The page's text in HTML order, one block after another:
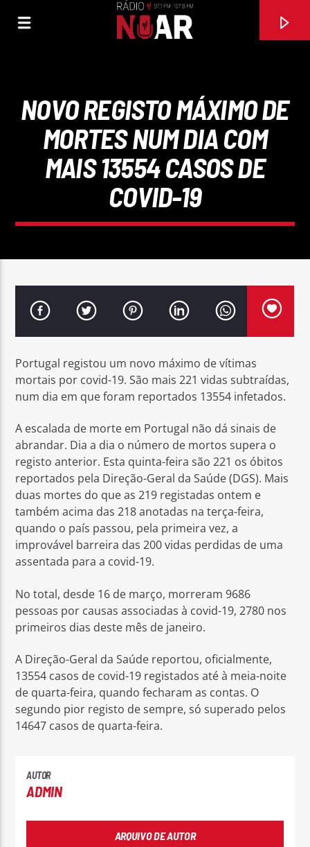
FAIXA ATUAL
FESTA DO INTERIOR
GAL COSTA
NOVO REGISTO MÁXIMO DE
MORTES NUM DIA COM
MAIS 13554 CASOS DE
COVID-19
Portugal registou um novo máximo de vítimas
mortais por covid-19. São mais 221 vidas subtraídas,
num dia em que foram reportados 13554 infetados.
A escalada de morte em Portugal não dá sinais de
abrandar. Dia a dia o número de mortos supera o
registo anterior. Esta quinta-feira são 221 os óbitos
reportados pela Direção-Geral da Saúde (DGS). Mais
duas mortes do que as 219 registadas ontem e
também acima das 218 anotadas na terça-feira,
quando o país passou, pela primeira vez, a
improvável barreira das 200 vidas perdidas de uma
assentada para a covid-19.
No total, desde 16 de março, morreram 9686
pessoas por causas associadas à covid-19, 2780 nos
primeiros dias deste mês de janeiro.
A Direção-Geral da Saúde reportou, oficialmente,
13554 casos de covid-19 registados até à meia-noite
de quarta-feira, quando fecharam as contas. O
segundo pior registo de sempre, só superado pelos
14647 casos de quarta-feira.
AUTOR
ADMIN
ARQUIVO DE AUTOR